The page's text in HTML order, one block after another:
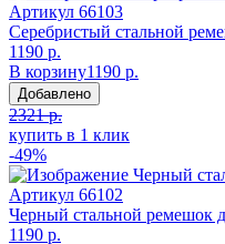
Артикул 66103
Серебристый стальной
1190 р.
В корзину1190 р.
Добавлено
2321 р.
купить в 1 клик
-49%
Артикул 66102
Черный стальной ремешок
1190 р.